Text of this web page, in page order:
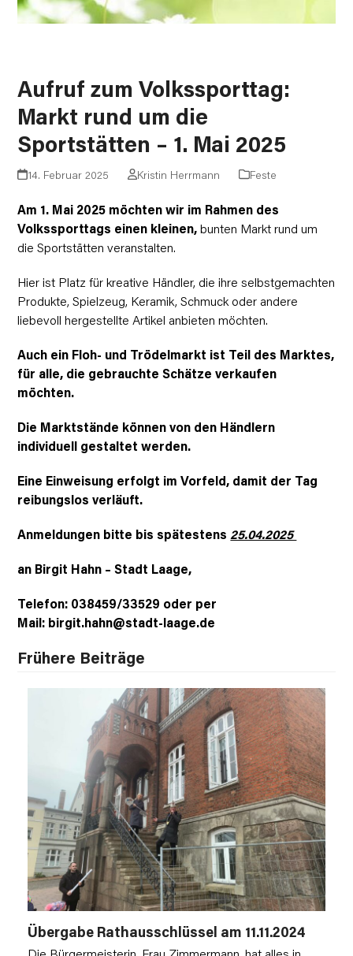
Aufruf zum Volkssporttag:
Markt rund um die
Sportstätten – 1. Mai 2025
14. Februar 2025 Kristin Herrmann Feste
Am 1. Mai 2025 möchten wir im Rahmen des
Volkssporttags einen kleinen,bunten Markt rund um
die Sportstätten veranstalten.
Hier ist Platz für kreative Händler, die ihre selbstgemachten
Produkte, Spielzeug, Keramik, Schmuck oder andere
liebevoll hergestellte Artikel anbieten möchten.
Auch ein Floh- und Trödelmarkt ist Teil des Marktes,
für alle, die gebrauchte Schätze verkaufen
möchten.
Die Marktstände können von den Händlern
individuell gestaltet werden.
Eine Einweisung erfolgt im Vorfeld, damit der Tag
reibungslos verläuft.
Anmeldungen bitte bis spätestens 25.04.2025
an Birgit Hahn – Stadt Laage,
Telefon: 038459/33529 oder per
Mail: birgit.hahn@stadt-laage.de
Frühere Beiträge
Übergabe Rathausschlüssel am 11.11.2024